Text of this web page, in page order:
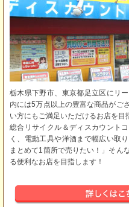
栃木県下野市、東京都足立区にリ
内には5万点以上の豊富な商品がご
い方にもご満足いただけるお店を目
総合リサイクル＆ディスカウント
く、電動工具や洋酒まで幅広い取
まとめて1箇所で売りたい！」そん
る便利なお店を目指します！